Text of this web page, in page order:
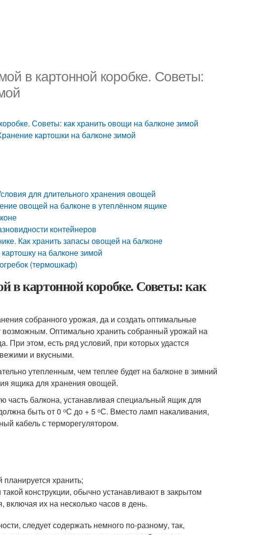
в картонной коробке. Советы:
Советы: как хранить овощи на балконе зимой
картошки на балконе зимой
для длительного хранения овощей
овощей на балконе в утеплённом ящике
контейнеров
Как хранить запасы овощей на балконе
на балконе зимой
(термошкаф)
в картонной коробке. Советы: как
собранного урожая, да и создать оптимальные
Оптимально хранить собранный урожай на
При этом, есть ряд условий, при которых удастся
и вкусными.
утепленным, чем теплее будет на балконе в зимний
ящика для хранения овощей.
балкона, устанавливая специальный ящик для
быть от 0 ᵒС до + 5 ᵒС. Вместо ламп накаливания,
кабель с терморегулятором.
хранить;
конструкции, обычно устанавливают в закрытом
их на несколько часов в день.
следует содержать немного по-разному, так,